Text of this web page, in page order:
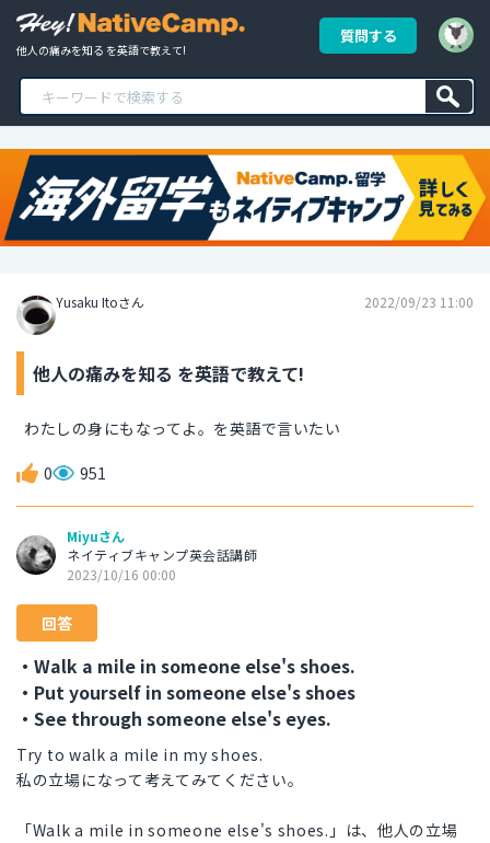
他人の痛みを知る を英語で教えて!
質問する
Yusaku Itoさん 2022/09/23 11:00
他人の痛みを知る を英語で教えて!
わたしの身にもなってよ。を英語で言いたい
0 951
Miyuさん
ネイティブキャンプ英会話講師
2023/10/16 00:00
回答
・Walk a mile in someone else's shoes.
・Put yourself in someone else's shoes
・See through someone else's eyes.
Try to walk a mile in my shoes.
私の立場になって考えてみてください。
「Walk a mile in someone else's shoes.」は、他人の立場